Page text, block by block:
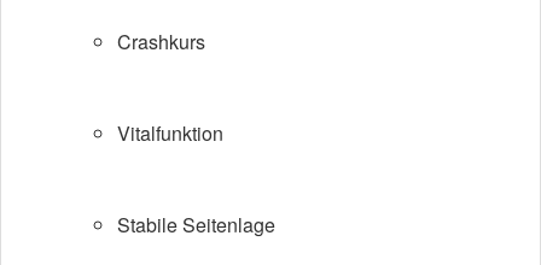
Crashkurs
Vitalfunktion
Stabile Seitenlage